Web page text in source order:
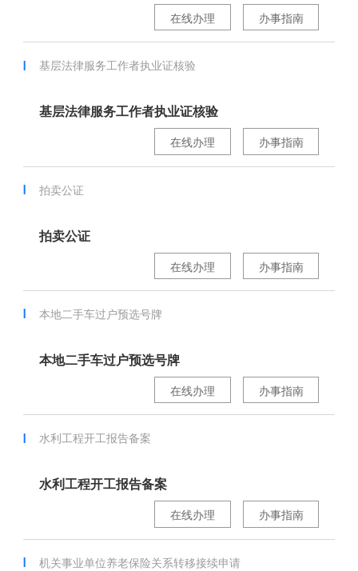
办事指南
在线办理
基层法律服务工作者执业证核验
基层法律服务工作者执业证核验
办事指南
在线办理
拍卖公证
拍卖公证
办事指南
在线办理
本地二手车过户预选号牌
本地二手车过户预选号牌
办事指南
在线办理
水利工程开工报告备案
水利工程开工报告备案
办事指南
在线办理
机关事业单位养老保险关系转移接续申请